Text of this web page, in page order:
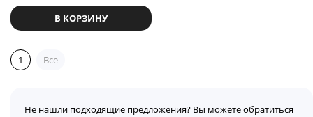
В КОРЗИНУ
1 Все
Не нашли подходящие предложения? Вы можете обратиться